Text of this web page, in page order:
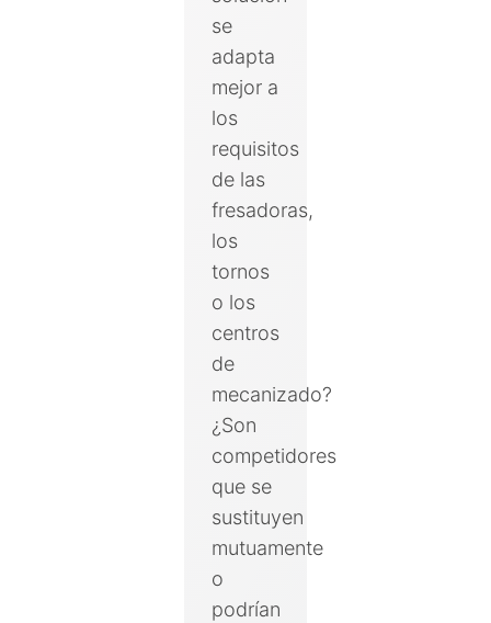
se
adapta
mejor a
los
requisitos
de las
fresadoras,
los
tornos
o los
centros
de
mecanizado?
¿Son
competidores
que se
sustituyen
mutuamente
o
podrían